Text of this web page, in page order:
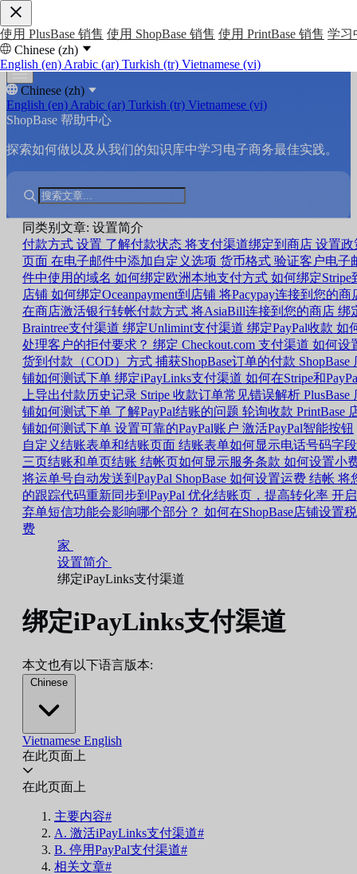
使用 PlusBase 销售 使用 ShopBase 销售 使用 PrintBase 销售 学习
Chinese (zh)
English (en) Arabic (ar) Turkish (tr) Vietnamese (vi)
Chinese (zh)
English (en) Arabic (ar) Turkish (tr) Vietnamese (vi)
ShopBase 帮助中心
探索如何做以及从我们的知识库中学习电子商务最佳实践。
同类别文章: 设置简介
付款方式 设置 了解付款状态 将支付渠道绑定到商店 设置政
页面 在电子邮件中添加自定义选项 货币格式 验证客户电子
件中使用的域名 如何绑定欧洲本地支付方式 如何绑定Stripe
店铺 如何绑定Oceanpayment到店铺 将Pacypay连接到您的商
在商店激活银行转帐付款方式 将AsiaBill连接到您的商店 绑
Braintree支付渠道 绑定Unlimint支付渠道 绑定PayPal收款 如
处理客户的拒付要求？ 绑定 Checkout.com 支付渠道 如何设
货到付款（COD）方式 捕获ShopBase订单的付款 ShopBase
铺如何测试下单 绑定iPayLinks支付渠道 如何在Stripe和
上导出付款历史记录 Stripe 收款订单常见错误解析 PlusBase
铺如何测试下单 了解PayPal结账的问题 轮询收款 PrintBase
铺如何测试下单 设置可靠的PayPal账户 激活PayPal智能按钮
自定义结账表单和结账页面 结账表单如何显示电话号码字段
三页结账和单页结账 结帐页如何显示服务条款 如何设置小
将运单号自动发送到PayPal ShopBase 如何设置运费 结帐 将
的跟踪代码重新同步到PayPal 优化结账页，提高转化率 开启
弃单短信功能会影响哪个部分？ 如何在ShopBase店铺设置税
费
家
设置简介
绑定iPayLinks支付渠道
绑定iPayLinks支付渠道
本文也有以下语言版本:
Chinese
Vietnamese English
在此页面上
在此页面上
主要内容#
A. 激活iPayLinks支付渠道#
B. 停用PayPal支付渠道#
相关文章#